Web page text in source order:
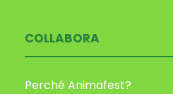
COLLABORA
Perché Animafest?